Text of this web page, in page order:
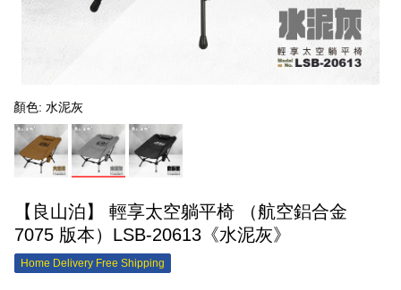
顏色: 水泥灰
【良山泊】 輕享太空躺平椅 （航空鋁合金
7075 版本）LSB-20613《水泥灰》
Home Delivery Free Shipping